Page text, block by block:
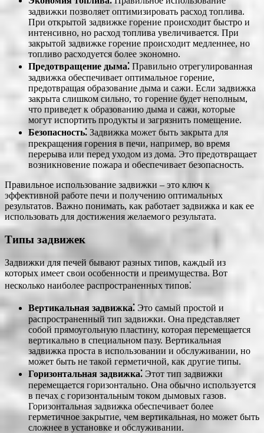
задвижки позволяет оптимизировать расход топлива.
При открытой задвижке горение происходит быстро и
интенсивно, но расход топлива увеличивается. При
закрытой задвижке горение происходит медленнее, но
топливо расходуется более экономно.
Предотвращение дыма⁚ Правильно отрегулированная
задвижка обеспечивает оптимальное горение,
предотвращая образование дыма и сажи. Если задвижка
закрыта слишком сильно, то горение будет неполным,
что приведет к образованию дыма и сажи, которые
могут испортить продукты и загрязнить помещение.
Безопасность⁚ Задвижка может быть закрыта для
прекращения горения в печи, например, во время
перерыва или перед уходом из дома. Это предотвращает
возникновение пожара и обеспечивает безопасность.
Правильное использование задвижки ‒ это ключ к
эффективной работе печи и получению оптимальных
результатов. Важно понимать, как работает задвижка и как ее
использовать для достижения желаемого результата.
Типы задвижек
Задвижки для печей бывают разных типов, каждый из
которых имеет свои особенности и преимущества. Вот
несколько наиболее распространенных типов⁚
Вертикальная задвижка⁚ Это самый простой и
распространенный тип задвижки. Она представляет
собой прямоугольную пластину, которая перемещается
вертикально в специальном пазу. Вертикальная
задвижка проста в использовании и обслуживании, но
может быть не такой герметичной, как другие типы.
Горизонтальная задвижка⁚ Этот тип задвижки
перемещается горизонтально. Она обычно используется
в печах с горизонтальным током дымовых газов.
Горизонтальная задвижка обеспечивает более
герметичное закрытие, чем вертикальная, но может быть
сложнее в установке и обслуживании.